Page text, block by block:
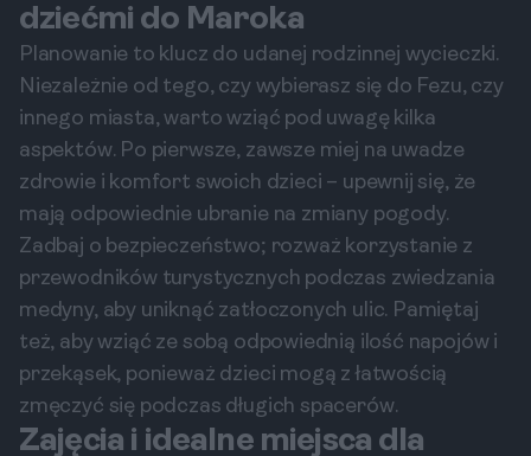
dziećmi do Maroka
Planowanie to klucz do udanej rodzinnej wycieczki.
Niezależnie od tego, czy wybierasz się do Fezu, czy
innego miasta, warto wziąć pod uwagę kilka
aspektów. Po pierwsze, zawsze miej na uwadze
zdrowie i komfort swoich dzieci – upewnij się, że
mają odpowiednie ubranie na zmiany pogody.
Zadbaj o bezpieczeństwo; rozważ korzystanie z
przewodników turystycznych podczas zwiedzania
medyny, aby uniknąć zatłoczonych ulic. Pamiętaj
też, aby wziąć ze sobą odpowiednią ilość napojów i
przekąsek, ponieważ dzieci mogą z łatwością
zmęczyć się podczas długich spacerów.
Zajęcia i idealne miejsca dla